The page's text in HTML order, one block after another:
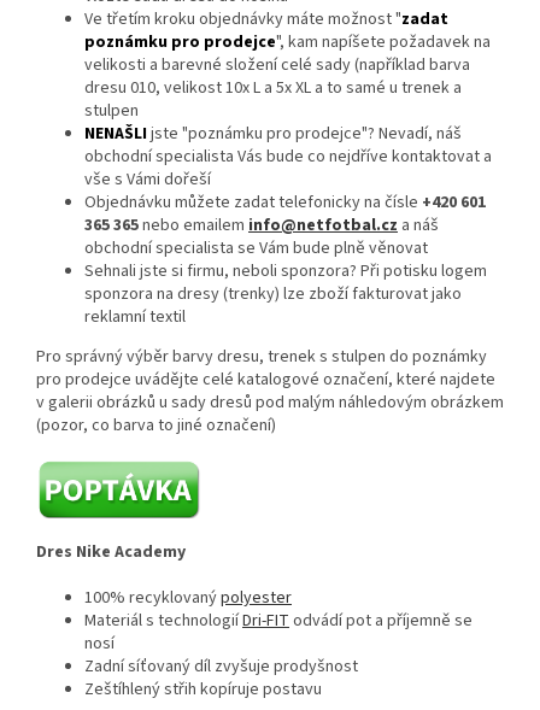
Ve třetím kroku objednávky máte možnost "zadat
poznámku pro prodejce", kam napíšete požadavek na
velikosti a barevné složení celé sady (například barva
dresu 010, velikost 10x L a 5x XL a to samé u trenek a
stulpen
NENAŠLIjste "poznámku pro prodejce"? Nevadí, náš
obchodní specialista Vás bude co nejdříve kontaktovat a
vše s Vámi dořeší
Objednávku můžete zadat telefonicky na čísle +420 601
365 365nebo emailem info@netfotbal.cz a náš
obchodní specialista se Vám bude plně věnovat
Sehnali jste si firmu, neboli sponzora? Při potisku logem
sponzora na dresy (trenky) lze zboží fakturovat jako
reklamní textil
Pro správný výběr barvy dresu, trenek s stulpen do poznámky
pro prodejce uvádějte celé katalogové označení, které najdete
v galerii obrázků u sady dresů pod malým náhledovým obrázkem
(pozor, co barva to jiné označení)
Dres Nike Academy
100% recyklovanýpolyester
Materiál s technologiíDri-FITodvádí pot a příjemně se
nosí
Zadní síťovaný díl zvyšuje prodyšnost
Zeštíhlený střih kopíruje postavu